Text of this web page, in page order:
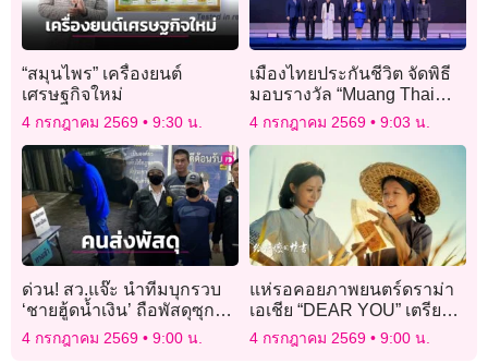
“สมุนไพร” เครื่องยนต์
เศรษฐกิจใหม่
4 กรกฎาคม 2569 9:30 น.
เมืองไทยประกันชีวิต จัดพิธี
มอบรางวัล “Muang Thai
Life Assurance Hospital
2025” แก่โรงพยาบาลคู่
สัญญา
4 กรกฎาคม 2569 9:03 น.
ด่วน! สว.แจ๊ะ นำทีมบุกรวบ
‘ชายฮู้ดน้ำเงิน’ ถือพัสดุซุก
เฮโรอีนส่ง ‘แอร์มีนา’ ได้แล้ว
ที่พิษณุโลก
4 กรกฎาคม 2569 9:00 น.
แห่รอคอยภาพยนตร์ดราม่า
เอเชีย “DEAR YOU” เตรียม
ฉายในไทย แฟนๆรอปาด
น้ำตา
4 กรกฎาคม 2569 9:00 น.